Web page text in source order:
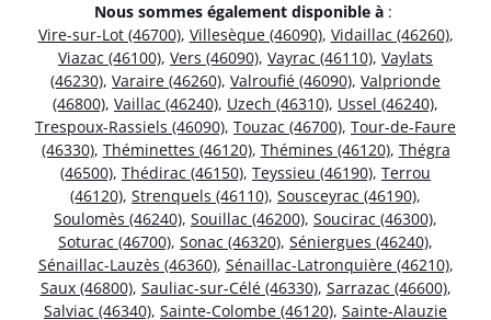
Nous sommes également disponible à :
Vire-sur-Lot (46700), Villesèque (46090), Vidaillac (46260),
Viazac (46100), Vers (46090), Vayrac (46110), Vaylats
(46230), Varaire (46260), Valroufié (46090), Valprionde
(46800), Vaillac (46240), Uzech (46310), Ussel (46240),
Trespoux-Rassiels (46090), Touzac (46700), Tour-de-Faure
(46330), Théminettes (46120), Thémines (46120), Thégra
(46500), Thédirac (46150), Teyssieu (46190), Terrou
(46120), Strenquels (46110), Sousceyrac (46190),
Soulomès (46240), Souillac (46200), Soucirac (46300),
Soturac (46700), Sonac (46320), Séniergues (46240),
Sénaillac-Lauzès (46360), Sénaillac-Latronquière (46210),
Saux (46800), Sauliac-sur-Célé (46330), Sarrazac (46600),
Salviac (46340), Sainte-Colombe (46120), Sainte-Alauzie